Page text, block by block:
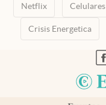
Netflix Celulares
Crisis Energetica